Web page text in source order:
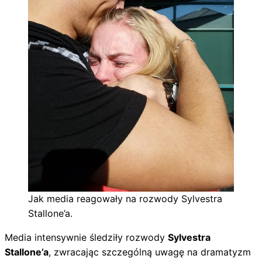
Jak media reagowały na rozwody Sylvestra
Stallone’a.
Media intensywnie śledziły rozwody Sylvestra
Stallone’a, zwracając szczególną uwagę na dramatyzm